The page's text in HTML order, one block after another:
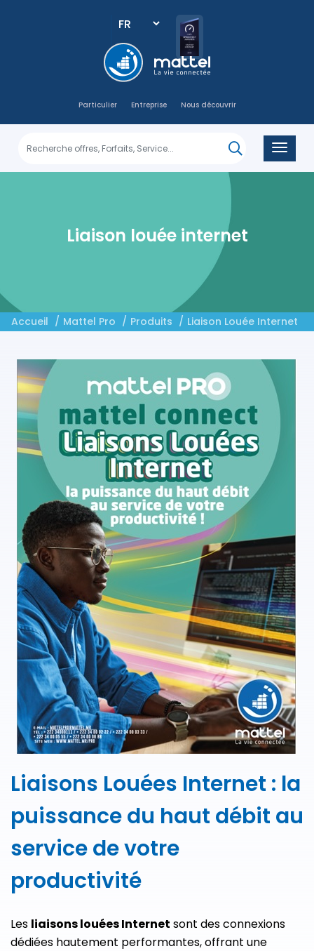
Particulier Entreprise Nous découvrir
Select
your
language
Liaison louée internet
Accueil Mattel Pro Produits Liaison Louée Internet
Liaisons Louées Internet : la
puissance du haut débit au
service de votre
productivité
Les liaisons louées Internet sont des connexions
dédiées hautement performantes, offrant une